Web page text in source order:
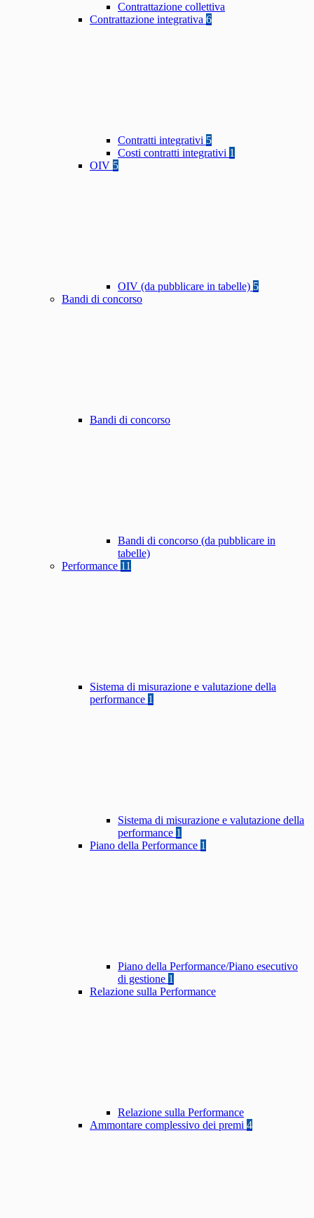
Contrattazione collettiva
Contrattazione integrativa 6
Contratti integrativi 5
Costi contratti integrativi 1
OIV 5
OIV (da pubblicare in tabelle) 5
Bandi di concorso
Bandi di concorso
Bandi di concorso (da pubblicare in
tabelle)
Performance 11
Sistema di misurazione e valutazione della
performance 1
Sistema di misurazione e valutazione della
performance 1
Piano della Performance 1
Piano della Performance/Piano esecutivo
di gestione 1
Relazione sulla Performance
Relazione sulla Performance
Ammontare complessivo dei premi 4